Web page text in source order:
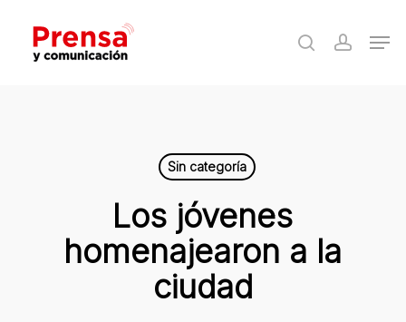
main
search
Sin categoría
Los jóvenes
homenajearon a la
ciudad